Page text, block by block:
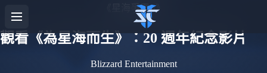
《星海爭霸II》
觀看《為星海而生》：20 週年紀念影片
Blizzard Entertainment